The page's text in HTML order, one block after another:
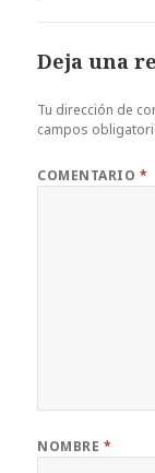
Deja una
Tu dirección de
campos
COMENTARIO *
NOMBRE *